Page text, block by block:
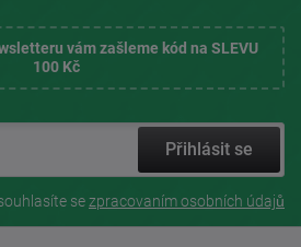
vám zašleme kód na SLEVU
100 Kč
Přihlásit se
sezpracovaním osobních údajů